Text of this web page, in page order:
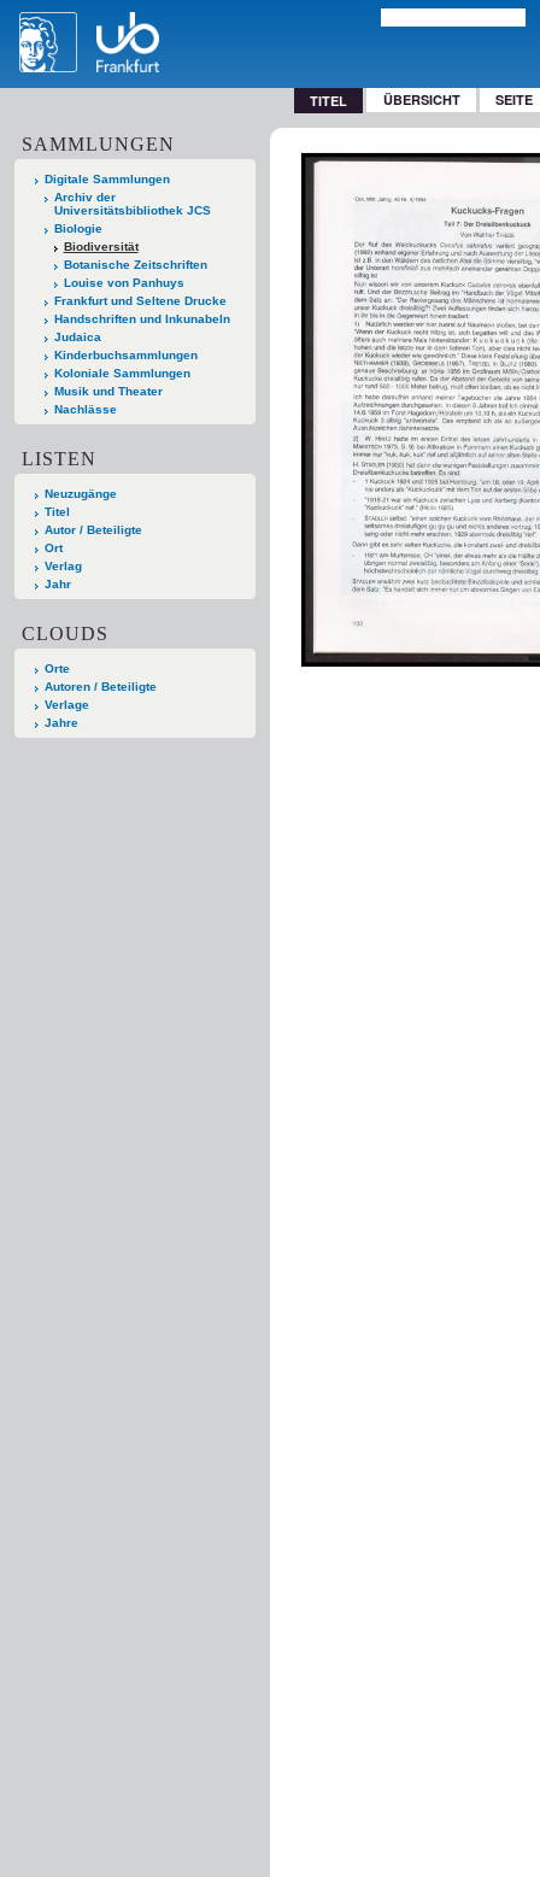
TITEL ÜBERSICHT SEITE
SAMMLUNGEN
Digitale Sammlungen
Archiv der
Universitätsbibliothek JCS
Biologie
Biodiversität
Botanische Zeitschriften
Louise von Panhuys
Frankfurt und Seltene Drucke
Handschriften und Inkunabeln
Judaica
Kinderbuchsammlungen
Koloniale Sammlungen
Musik und Theater
Nachlässe
LISTEN
Neuzugänge
Titel
Autor / Beteiligte
Ort
Verlag
Jahr
CLOUDS
Orte
Autoren / Beteiligte
Verlage
Jahre